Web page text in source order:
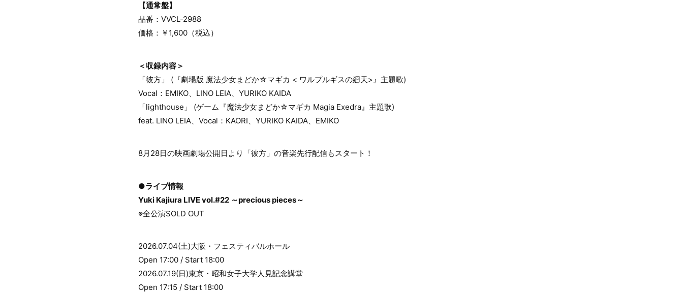
【通常盤】
品番：VVCL-2988
価格：￥1,600（税込）
＜収録内容＞
「彼方」 (『劇場版 魔法少女まどか☆マギカ < ワルプルギスの廻天>』主題歌)
Vocal：EMIKO、LINO LEIA、YURIKO KAIDA
「lighthouse」 (ゲーム『魔法少女まどか☆マギカ Magia Exedra』主題歌)
feat. LINO LEIA、Vocal：KAORI、YURIKO KAIDA、EMIKO
8月28日の映画劇場公開日より「彼方」の音楽先行配信もスタート！
●ライブ情報
Yuki Kajiura LIVE vol.#22 ～precious pieces～
※全公演SOLD OUT
2026.07.04(土)大阪・フェスティバルホール
Open 17:00 / Start 18:00
2026.07.19(日)東京・昭和女子大学人見記念講堂
Open 17:15 / Start 18:00